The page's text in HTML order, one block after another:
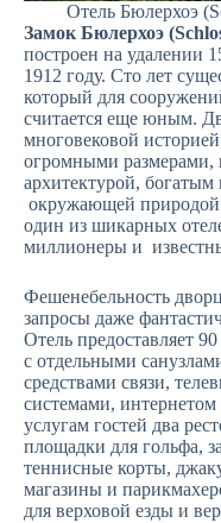
Отель Бюлерхоэ
Замок Бюлерхоэ
построен на удалении
1912 году. Сто лет
который для
считается еще юным.
многовековой
огромными размерами,
архитектурой,
окружающей природой.
один из шикарных
миллионеры и
Фешенебельность
запросы даже
Отель предоставляет
с отдельными
средствами связи,
системами,
услугам гостей два
площадки для гольфа,
теннисные корты,
магазины и
для верховой езды и